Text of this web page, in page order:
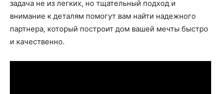
задача не из легких, но тщательный подход и
внимание к деталям помогут вам найти надежного
партнера, который построит дом вашей мечты быстро
и качественно.